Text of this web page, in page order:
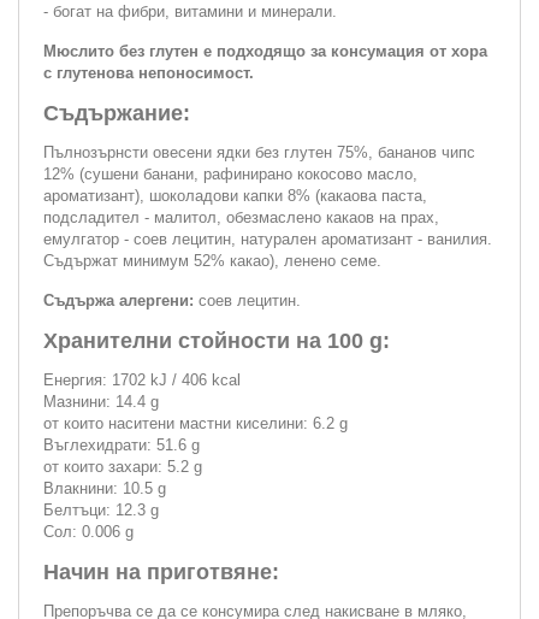
- богат на фибри, витамини и минерали.
Мюслито без глутен е подходящо за консумация от хора
с глутенова непоносимост.
Съдържание:
Пълнозърнсти овесени ядки без глутен 75%, бананов чипс
12% (сушени банани, рафинирано кокосово масло,
ароматизант), шоколадови капки 8% (какаова паста,
подсладител - малитол, обезмаслено какаов на прах,
емулгатор - соев лецитин, натурален ароматизант - ванилия.
Съдържат минимум 52% какао), ленено семе.
Съдържа алергени: соев лецитин.
Хранителни стойности на 100 g:
Енергия: 1702 kJ / 406 kcal
Мазнини: 14.4 g
от които наситени мастни киселини: 6.2 g
Въглехидрати: 51.6 g
от които захари: 5.2 g
Влакнини: 10.5 g
Белтъци: 12.3 g
Сол: 0.006 g
Начин на приготвяне:
Препоръчва се да се консумира след накисване в мляко,